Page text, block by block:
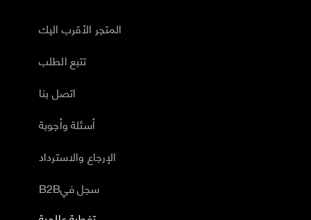
المتجر الأقرب اليك
تتبع الطلب
اتصل بنا
أسئلة وأجوبة
الإرجاع والاسترداد
B2Bسجل في